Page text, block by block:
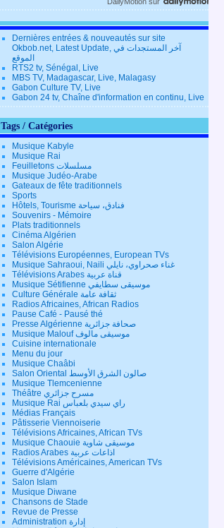
Dernières entrées & nouveautés sur site
Okbob.net, Latest Update, آخر المستجدات في
الموقع
RTS2 tv, Sénégal, Live
MBS TV, Madagascar, Live, Malagasy
Gabon Culture TV, Live
Gabon 24 tv, Chaîne d'information en continu, Live
Tags / Catégories
Musique Kabyle
Musique Rai
Feuilletons مسلسلات
Musique Judéo-Arabe
Gateaux de fête traditionnels
Sports
Hôtels, Tourisme فنادق، سياحة
Souvenirs - Mémoire
Plats traditionnels
Cinéma Algérien
Salon Algérie
Télévisions Européennes, European TVs
Musique Sahraoui, Naili غناء صحراوي، نايلي
Télévisions Arabes قناة عربية
Musique Sétifienne موسيقى سطايفي
Culture Générale ثقافة عامة
Radios Africaines, African Radios
Pause Café - Pausé thé
Presse Algérienne صحافة جزائرية
Musique Malouf موسيقى مالوف
Cuisine internationale
Menu du jour
Musique Chaâbi
Salon Oriental صالون الشرق الأوسط
Musique Tlemcenienne
Théâtre مسرح جزائري
Musique Rai راي سيدي بلعباس
Médias Français
Pâtisserie Viennoiserie
Télévisions Africaines, African TVs
Musique Chaouie موسيقى شاوية
Radios Arabes اذاعات عربية
Télévisions Américaines, American TVs
Guerre d'Algérie
Salon Islam
Musique Diwane
Chansons de Stade
Revue de Presse
Administration إدارة